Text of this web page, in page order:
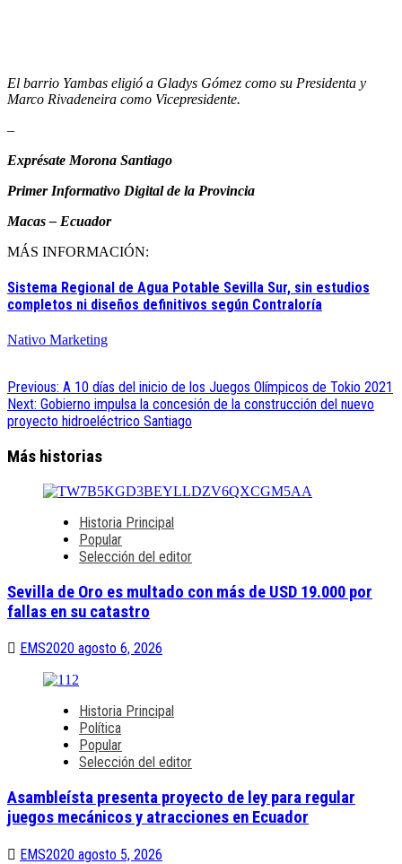
El barrio Yambas eligió a Gladys Gómez como su Presidenta y
Marco Rivadeneira como Vicepresidente.
–
Exprésate Morona Santiago
Primer Informativo Digital de la Provincia
Macas – Ecuador
MÁS INFORMACIÓN:
Sistema Regional de Agua Potable Sevilla Sur, sin estudios
completos ni diseños definitivos según Contraloría
Nativo Marketing
Navegación
de
Previous: A 10 días del inicio de los Juegos Olímpicos de Tokio 2021
Next: Gobierno impulsa la concesión de la construcción del nuevo
proyecto hidroeléctrico Santiago
Más historias
Historia Principal
Popular
Selección del editor
Sevilla de Oro es multado con más de USD 19.000 por
fallas en su catastro
EMS2020 agosto 6, 2026
Historia Principal
Política
Popular
Selección del editor
Asambleísta presenta proyecto de ley para regular
juegos mecánicos y atracciones en Ecuador
EMS2020 agosto 5, 2026